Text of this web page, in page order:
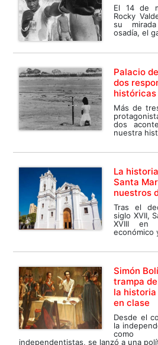
El 14 de
Rocky
su
osadía, el
Palacio
dos
históricas
Más de
dos
nuestra
La
Santa
nuestros
Tras el
siglo XVII,
XVIII en
económico
Simón
trampa
la
en clase
Desde el
la
como
independentistas, se lanzó a una